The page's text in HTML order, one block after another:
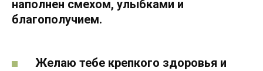
наполнен смехом, улыбками и
благополучием.
Желаю тебе крепкого здоровья и